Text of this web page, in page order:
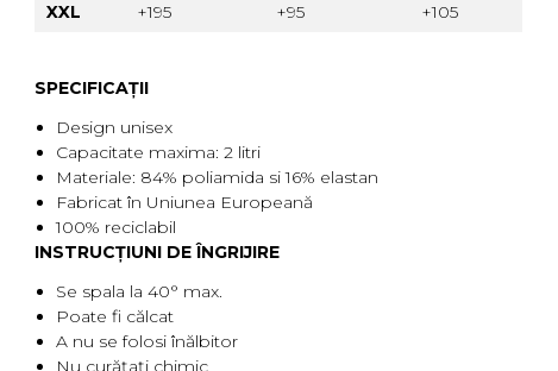
XXL
+195 +95 +105
SPECIFICAȚII
Design unisex
Capacitate maxima: 2 litri
Materiale: 84% poliamida si 16% elastan
Fabricat în Uniunea Europeană
100% reciclabil
INSTRUCȚIUNI DE ÎNGRIJIRE
Se spala la 40° max.
Poate fi călcat
A nu se folosi înălbitor